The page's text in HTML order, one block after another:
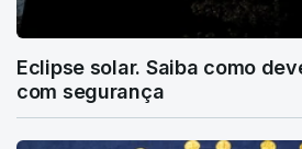
Eclipse solar. Saiba como
com segurança